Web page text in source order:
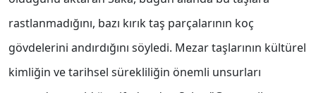
rastlanmadığını, bazı kırık taş parçalarının koç
gövdelerini andırdığını söyledi. Mezar taşlarının kültürel
kimliğin ve tarihsel sürekliliğin önemli unsurları